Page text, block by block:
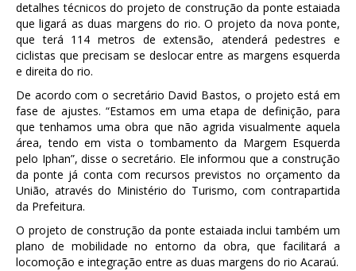
detalhes técnicos do projeto de construção da ponte estaiada
que ligará as duas margens do rio. O projeto da nova ponte,
que terá 114 metros de extensão, atenderá pedestres e
ciclistas que precisam se deslocar entre as margens esquerda
e direita do rio.
De acordo com o secretário David Bastos, o projeto está em
fase de ajustes. “Estamos em uma etapa de definição, para
que tenhamos uma obra que não agrida visualmente aquela
área, tendo em vista o tombamento da Margem Esquerda
pelo Iphan”, disse o secretário. Ele informou que a construção
da ponte já conta com recursos previstos no orçamento da
União, através do Ministério do Turismo, com contrapartida
da Prefeitura.
O projeto de construção da ponte estaiada inclui também um
plano de mobilidade no entorno da obra, que facilitará a
locomoção e integração entre as duas margens do rio Acaraú.